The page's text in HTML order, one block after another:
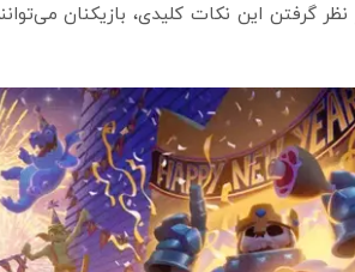
نظر گرفتن این نکات کلیدی، بازیکنان